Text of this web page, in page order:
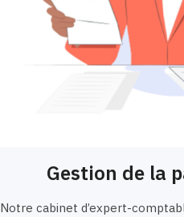
Gestion de la
Notre cabinet d’expert-